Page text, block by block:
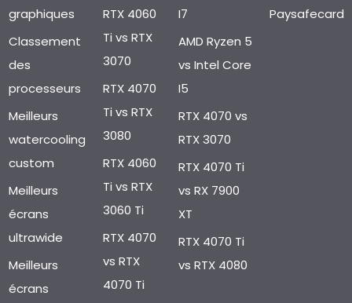
graphiques
Classement
des
processeurs
Meilleurs
watercooling
custom
Meilleurs
écrans
ultrawide
Meilleurs
écrans
RTX 4060
Ti vs RTX
3070
RTX 4070
Ti vs RTX
3080
RTX 4060
Ti vs RTX
3060 Ti
RTX 4070
vs RTX
4070 Ti
I7
AMD Ryzen 5
vs Intel Core
I5
RTX 4070 vs
RTX 3070
RTX 4070 Ti
vs RX 7900
XT
RTX 4070 Ti
vs RTX 4080
Paysafecard